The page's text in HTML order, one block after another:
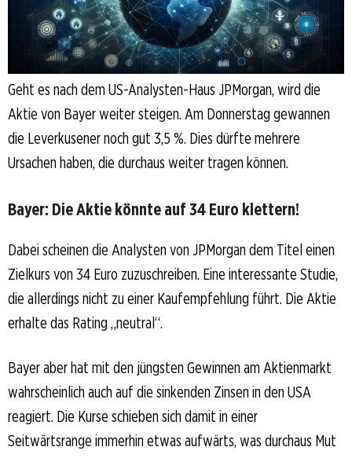
Geht es nach dem US-Analysten-Haus JPMorgan, wird die
Aktie von Bayer weiter steigen. Am Donnerstag gewannen
die Leverkusener noch gut 3,5 %. Dies dürfte mehrere
Ursachen haben, die durchaus weiter tragen können.
Bayer: Die Aktie könnte auf 34 Euro klettern!
Dabei scheinen die Analysten von JPMorgan dem Titel einen
Zielkurs von 34 Euro zuzuschreiben. Eine interessante Studie,
die allerdings nicht zu einer Kaufempfehlung führt. Die Aktie
erhalte das Rating „neutral“.
Bayer aber hat mit den jüngsten Gewinnen am Aktienmarkt
wahrscheinlich auch auf die sinkenden Zinsen in den USA
reagiert. Die Kurse schieben sich damit in einer
Seitwärtsrange immerhin etwas aufwärts, was durchaus Mut